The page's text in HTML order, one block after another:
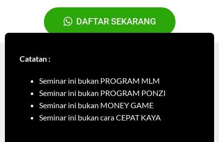
DAFTAR SEKARANG
Catatan :
Seminar ini bukan PROGRAM MLM
Seminar ini bukan PROGRAM PONZI
Seminar ini bukan MONEY GAME
Seminar ini bukan cara CEPAT KAYA